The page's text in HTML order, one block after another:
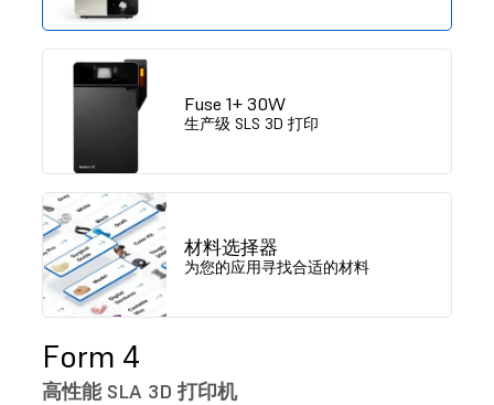
Fuse 1+ 30W
生产级 SLS 3D 打印
材料选择器
为您的应用寻找合适的材料
Form 4
高性能 SLA 3D 打印机